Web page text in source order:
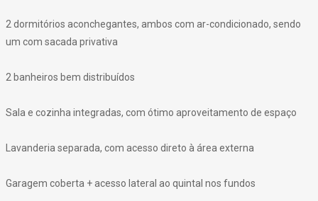
2 dormitórios aconchegantes, ambos com ar-condicionado, sendo
um com sacada privativa
2 banheiros bem distribuídos
Sala e cozinha integradas, com ótimo aproveitamento de espaço
Lavanderia separada, com acesso direto à área externa
Garagem coberta + acesso lateral ao quintal nos fundos